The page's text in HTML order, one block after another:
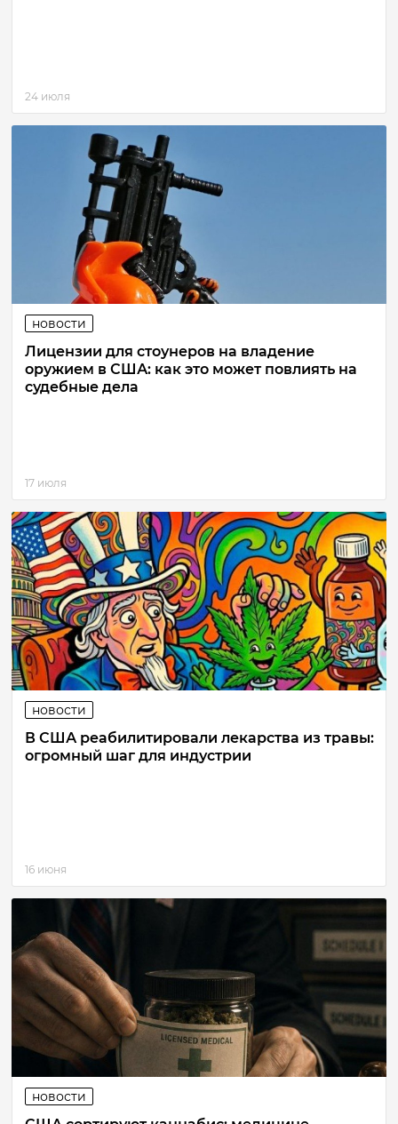
24 июля
новости
Лицензии для стоунеров на владение
оружием в США: как это может повлиять на
судебные дела
17 июля
новости
В США реабилитировали лекарства из травы:
огромный шаг для индустрии
16 июня
новости